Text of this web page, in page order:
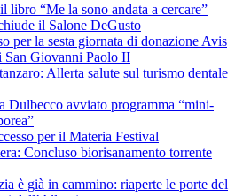
“Me la sono andata a cercare”
il Salone DeGusto
per la sesta giornata di donazione Avis
San Giovanni Paolo II
Allerta salute sul turismo dentale
avviato programma “mini-
per il Materia Festival
Concluso biorisanamento torrente
è già in cammino: riaperte le porte del